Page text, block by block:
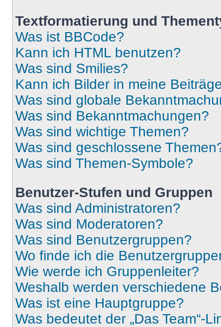
Textformatierung und
Was ist BBCode?
Kann ich HTML benutzen?
Was sind Smilies?
Kann ich Bilder in meine
Was sind globale
Was sind Bekanntmachungen?
Was sind wichtige Themen?
Was sind geschlossene
Was sind Themen-Symbole?
Benutzer-Stufen und Gruppen
Was sind Administratoren?
Was sind Moderatoren?
Was sind Benutzergruppen?
Wo finde ich die
Wie werde ich Gruppenleiter?
Weshalb werden verschiedene
Was ist eine Hauptgruppe?
Was bedeutet der „Das Team“-